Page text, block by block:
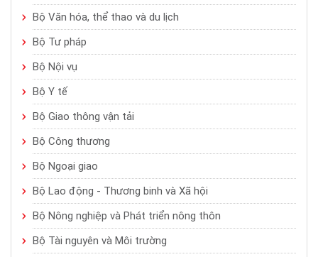
Bộ Văn hóa, thể thao và du lịch
Bộ Tư pháp
Bộ Nội vụ
Bộ Y tế
Bộ Giao thông vận tải
Bộ Công thương
Bộ Ngoại giao
Bộ Lao động - Thương binh và Xã hội
Bộ Nông nghiệp và Phát triển nông thôn
Bộ Tài nguyên và Môi trường